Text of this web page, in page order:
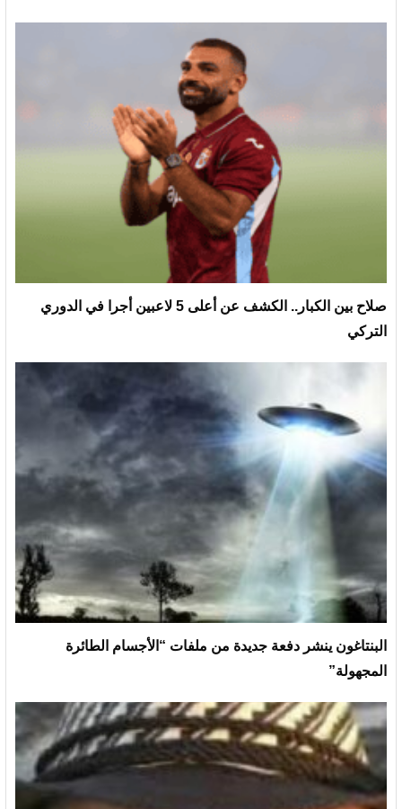
صلاح بين الكبار.. الكشف عن أعلى 5 لاعبين أجرا في الدوري
التركي
البنتاغون ينشر دفعة جديدة من ملفات “الأجسام الطائرة
المجهولة”